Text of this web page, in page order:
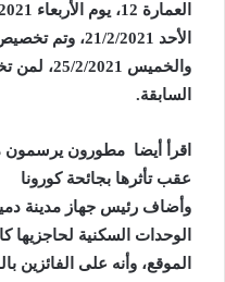
والخميس
السابقة.
اقرأ أيضا مطورون يرسمون
عقب تأثرها بجائحة كورونا
وأضاف رئيس جهاز مدينة
الوحدات السكنية
الموقع، وأنه على الفائزين